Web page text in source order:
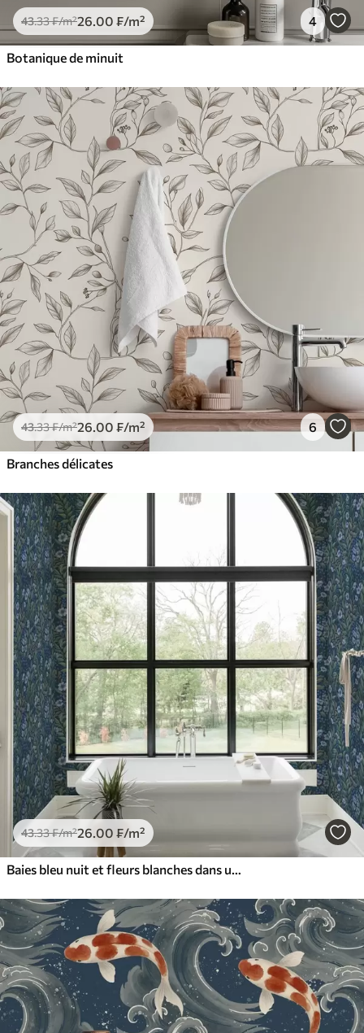
43.33₣/m²26.00 ₣/m² 4
Botanique de minuit
43.33₣/m²26.00 ₣/m² 6
Branches délicates
43.33₣/m²26.00 ₣/m²
Baies bleu nuit et fleurs blanches dans un feuillage dense